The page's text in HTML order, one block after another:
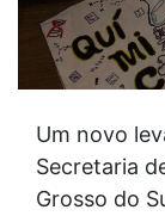
Um novo
Secretaria
Grosso do